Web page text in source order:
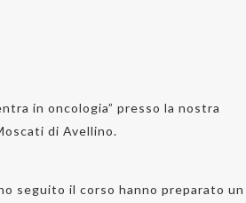
in oncologia” presso la nostra
di Avellino.
seguito il corso hanno preparato un